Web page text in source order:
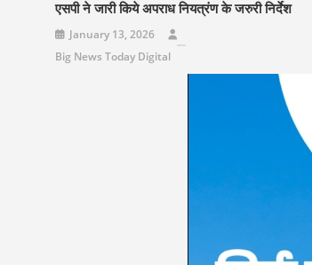
एसपी ने जारी किये अपराध नियत्रंण के जरुरी निर्देश
January 13, 2026
Big News Today Digital